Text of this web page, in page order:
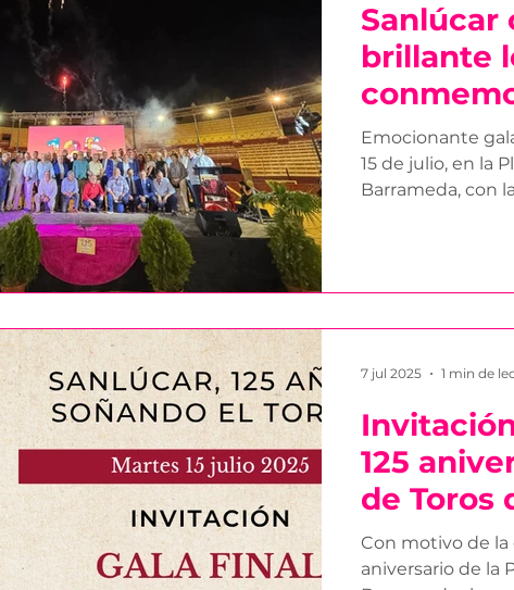
Sanlúcar
brillante
Pino’
Emocionante
15 de julio, en la
Barrameda, con
125
de Toros
Con motivo de la
aniversario de la
7 jul 2025 1 min de